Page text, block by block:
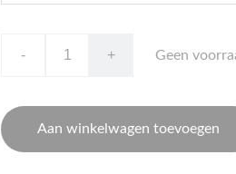
- + Geen
Aan winkelwagen toevoegen